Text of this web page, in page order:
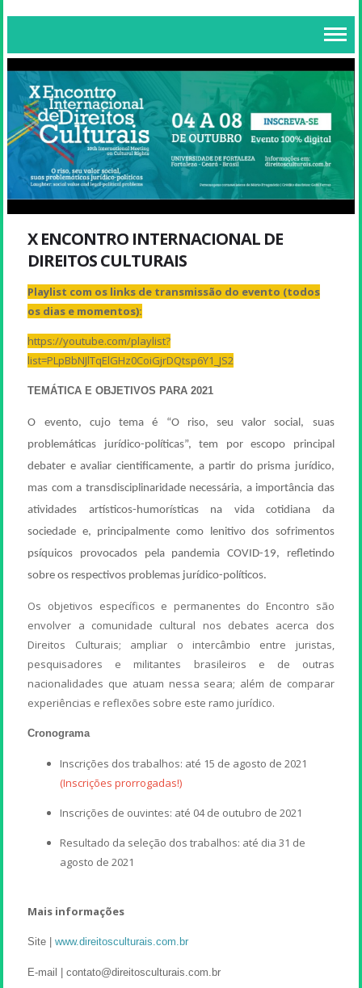
X ENCONTRO INTERNACIONAL DE
DIREITOS CULTURAIS
Playlist com os links de transmissão do evento (todos
os dias e momentos):
https://youtube.com/playlist?
list=PLpBbNJlTqElGHz0CoiGjrDQtsp6Y1_JS2
TEMÁTICA E OBJETIVOS PARA 2021
O evento, cujo tema é “O riso, seu valor social, suas
problemáticas jurídico-políticas”, tem por escopo principal
debater e avaliar cientificamente, a partir do prisma jurídico,
mas com a transdisciplinaridade necessária, a importância das
atividades artísticos-humorísticas na vida cotidiana da
sociedade e, principalmente como lenitivo dos sofrimentos
psíquicos provocados pela pandemia COVID-19, refletindo
sobre os respectivos problemas jurídico-políticos.
Os objetivos específicos e permanentes do Encontro são
envolver a comunidade cultural nos debates acerca dos
Direitos Culturais; ampliar o intercâmbio entre juristas,
pesquisadores e militantes brasileiros e de outras
nacionalidades que atuam nessa seara; além de comparar
experiências e reflexões sobre este ramo jurídico.
Cronograma
Inscrições dos trabalhos: até 15 de agosto de 2021
(Inscrições prorrogadas!)
Inscrições de ouvintes: até 04 de outubro de 2021
Resultado da seleção dos trabalhos: até dia 31 de
agosto de 2021
Mais informações
Site |www.direitosculturais.com.br
E-mail | contato@direitosculturais.com.br